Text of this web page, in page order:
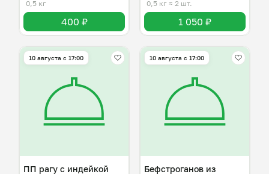
0,5 кг
400 ₽
0,5 кг ≈ 2 шт.
1 050 ₽
10 августа с 17:00
ПП рагу с индейкой
10 августа с 17:00
Бефстроганов из